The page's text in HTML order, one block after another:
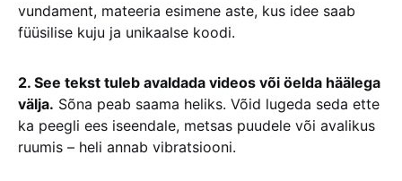
vundament, mateeria esimene aste, kus idee saab
füüsilise kuju ja unikaalse koodi.
2. See tekst tuleb avaldada videos või öelda häälega
välja. Sõna peab saama heliks. Võid lugeda seda ette
ka peegli ees iseendale, metsas puudele või avalikus
ruumis – heli annab vibratsiooni.